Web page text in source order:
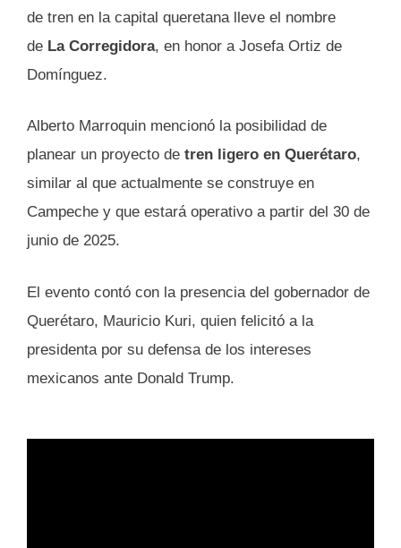
de tren en la capital queretana lleve el nombre
de La Corregidora, en honor a Josefa Ortiz de
Domínguez.
Alberto Marroquin mencionó la posibilidad de
planear un proyecto de tren ligero en Querétaro,
similar al que actualmente se construye en
Campeche y que estará operativo a partir del 30 de
junio de 2025.
El evento contó con la presencia del gobernador de
Querétaro, Mauricio Kuri, quien felicitó a la
presidenta por su defensa de los intereses
mexicanos ante Donald Trump.